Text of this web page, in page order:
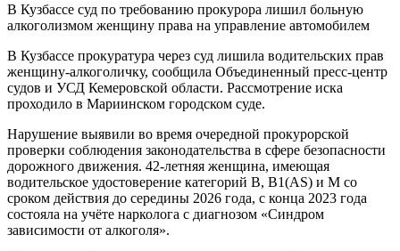
В Кузбассе суд по требованию прокурора лишил больную
алкоголизмом женщину права на управление автомобилем
В Кузбассе прокуратура через суд лишила водительских прав
женщину-алкоголичку, сообщила Объединенный пресс-центр
судов и УСД Кемеровской области. Рассмотрение иска
проходило в Мариинском городском суде.
Нарушение выявили во время очередной прокурорской
проверки соблюдения законодательства в сфере безопасности
дорожного движения. 42-летняя женщина, имеющая
водительское удостоверение категорий В, В1(AS) и М со
сроком действия до середины 2026 года, с конца 2023 года
состояла на учёте нарколога с диагнозом «Синдром
зависимости от алкоголя».